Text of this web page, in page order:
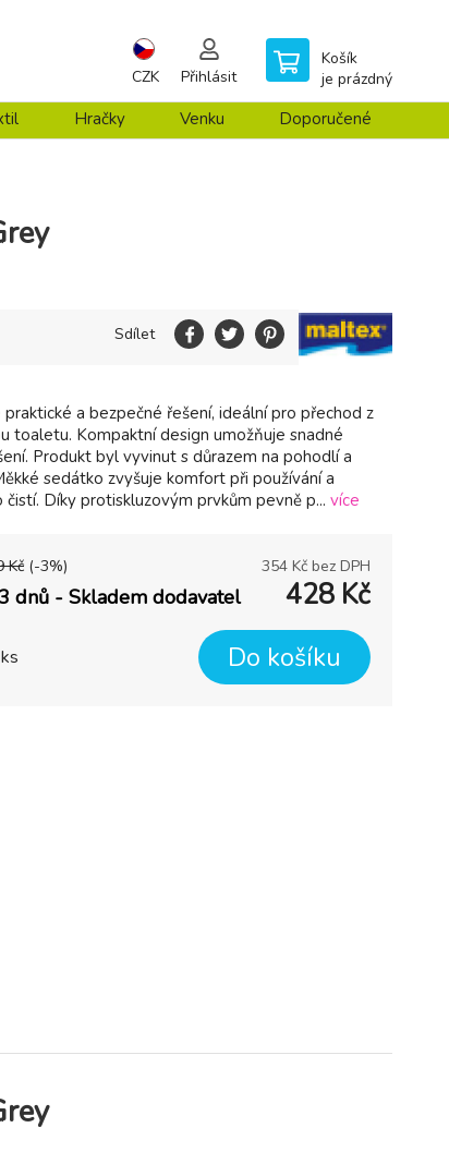
CZK Přihlásit
Košík
je prázdný
Hračky Venku Doporučené
a bezpečné řešení, ideální pro přechod z
toaletu. Kompaktní design umožňuje snadné
Produkt byl vyvinut s důrazem na pohodlí a
sedátko zvyšuje komfort při používání a
čistí. Díky protiskluzovým prvkům pevně p... více
Kč (-3%) 354 Kč bez DPH
dnů - Skladem dodavatel 428 Kč
ks Do košíku
Sdílet